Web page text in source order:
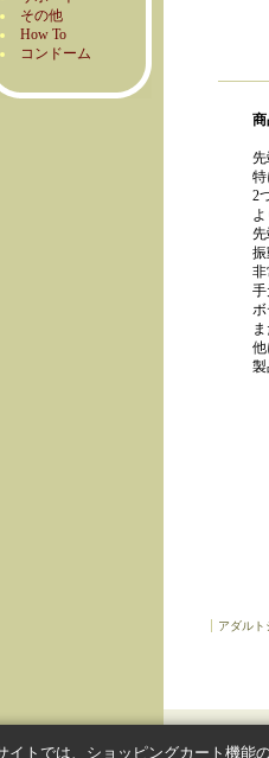
その他
How To
コンドーム
商
先
特
2
先
振
非
手
ボ
他
製
アダルト
イトでは、ショッピングカート機能